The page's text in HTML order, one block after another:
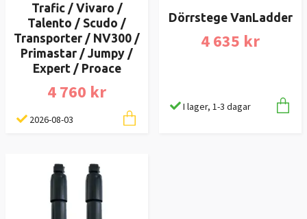
Trafic / Vivaro /
Talento / Scudo /
Transporter / NV300 /
Primastar / Jumpy /
Expert / Proace
4 760 kr
2026-08-03
Dörrstege VanLadder
4 635 kr
I lager, 1-3 dagar